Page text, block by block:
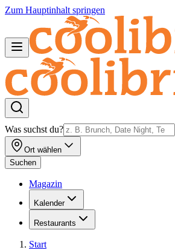
Zum Hauptinhalt springen
Was suchst du?
Ort wählen
Suchen
Magazin
Kalender
Restaurants
Start